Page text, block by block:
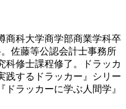
商科大学商学部商業学科卒
佐藤等公認会計士事務所
科修士課程修了。ドラッカ
践するドラッカー』シリー
ラッカーに学ぶ人間学』